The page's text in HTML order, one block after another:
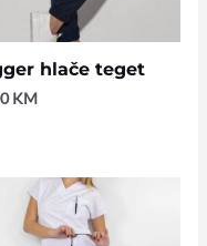
hlače teget
KM